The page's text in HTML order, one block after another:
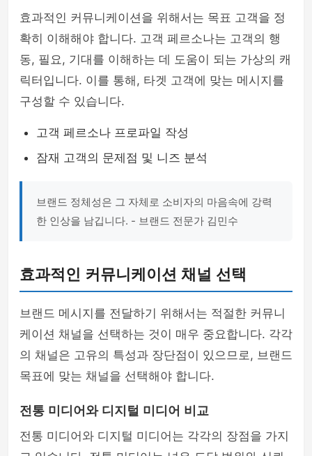
효과적인 커뮤니케이션을 위해서는 목표 고객을 정
확히 이해해야 합니다. 고객 페르소나는 고객의 행
동, 필요, 기대를 이해하는 데 도움이 되는 가상의 캐
릭터입니다. 이를 통해, 타겟 고객에 맞는 메시지를
구성할 수 있습니다.
고객 페르소나 프로파일 작성
잠재 고객의 문제점 및 니즈 분석
브랜드 정체성은 그 자체로 소비자의 마음속에 강력
한 인상을 남깁니다. - 브랜드 전문가 김민수
효과적인 커뮤니케이션 채널 선택
브랜드 메시지를 전달하기 위해서는 적절한 커뮤니
케이션 채널을 선택하는 것이 매우 중요합니다. 각각
의 채널은 고유의 특성과 장단점이 있으므로, 브랜드
목표에 맞는 채널을 선택해야 합니다.
전통 미디어와 디지털 미디어 비교
전통 미디어와 디지털 미디어는 각각의 장점을 가지